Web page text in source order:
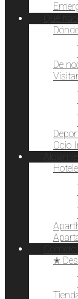
Qué
De
Visitar
Ocio
✭